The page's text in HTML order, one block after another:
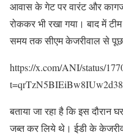
आवास के गेट पर वारंट और
रोककर भी रखा गया। बाद में
समय तक सीएम केजरीवाल से
https://x.com/ANI/status/
बताया जा रहा है कि इस दौरान
जब्त कर लिये थे। ईडी के